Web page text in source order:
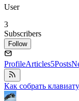
User
3
Subscribers
Follow
ProfileArticles5Posts
Как собрать